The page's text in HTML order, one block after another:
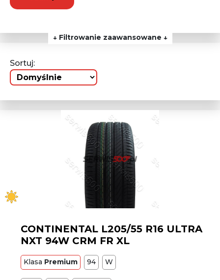
↓ Filtrowanie zaawansowane ↓
Sortuj:
CONTINENTAL L205/55 R16 ULTRA
NXT 94W CRM FR XL
Klasa Premium 94 W